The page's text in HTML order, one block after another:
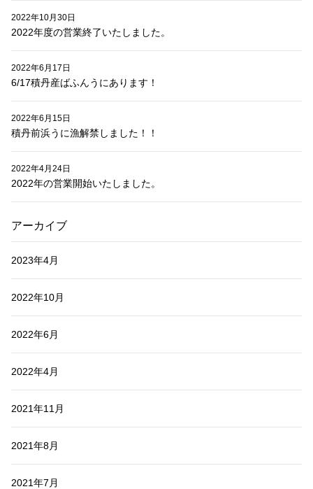
2022年度の営業終了いたしました。
2022年10月30日
6/17積丹産ばふんうにあります！
2022年6月17日
積丹前浜うに漁解禁しました！！
2022年6月15日
2022年の営業開始いたしました。
2022年4月24日
アーカイブ
2023年4月
2022年10月
2022年6月
2022年4月
2021年11月
2021年8月
2021年7月